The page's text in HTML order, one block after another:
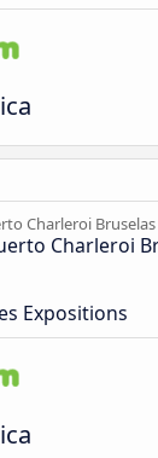
Charleroi Bruselas
Charleroi
Expositions